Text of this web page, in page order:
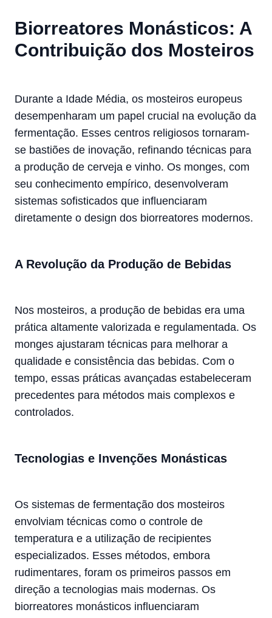
Biorreatores Monásticos: A
Contribuição dos Mosteiros
Durante a Idade Média, os mosteiros europeus
desempenharam um papel crucial na evolução da
fermentação. Esses centros religiosos tornaram-
se bastiões de inovação, refinando técnicas para
a produção de cerveja e vinho. Os monges, com
seu conhecimento empírico, desenvolveram
sistemas sofisticados que influenciaram
diretamente o design dos biorreatores modernos.
A Revolução da Produção de Bebidas
Nos mosteiros, a produção de bebidas era uma
prática altamente valorizada e regulamentada. Os
monges ajustaram técnicas para melhorar a
qualidade e consistência das bebidas. Com o
tempo, essas práticas avançadas estabeleceram
precedentes para métodos mais complexos e
controlados.
Tecnologias e Invenções Monásticas
Os sistemas de fermentação dos mosteiros
envolviam técnicas como o controle de
temperatura e a utilização de recipientes
especializados. Esses métodos, embora
rudimentares, foram os primeiros passos em
direção a tecnologias mais modernas. Os
biorreatores monásticos influenciaram